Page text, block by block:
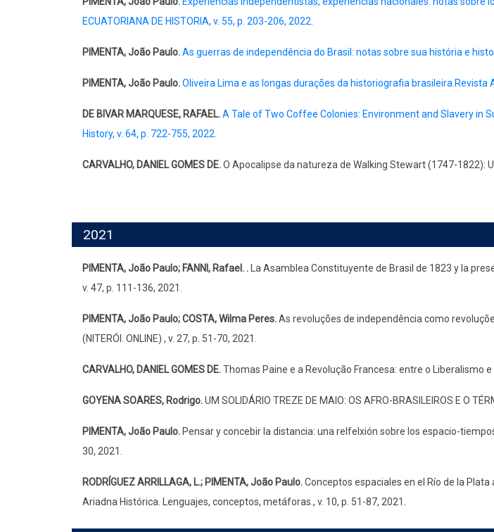
ECUATORIANA DE HISTORIA, v. 55, p. 203-206, 2022.
PIMENTA, João Paulo.As guerras de independência do Brasil: notas sobre sua história e
PIMENTA, João Paulo.Oliveira Lima e as longas durações da historiografia brasileira.Revista
DE BIVAR MARQUESE, RAFAEL.A Tale of Two Coffee Colonies: Environment and Slavery in
History, v. 64, p. 722-755, 2022.
CARVALHO, DANIEL GOMES DE.O Apocalipse da natureza de Walking Stewart (1747-1822):
2021
PIMENTA, João Paulo; FANNI, Rafael. . La Asamblea Constituyente de Brasil de 1823 y la
v. 47, p. 111-136, 2021.
PIMENTA, João Paulo; COSTA, Wilma Peres.As revoluções de independência como
(NITERÓI. ONLINE) , v. 27, p. 51-70, 2021.
CARVALHO, DANIEL GOMES DE.Thomas Paine e a Revolução Francesa: entre o Liberalismo e
GOYENA SOARES, Rodrigo.UM SOLIDÁRIO TREZE DE MAIO: OS AFRO-BRASILEIROS E O
PIMENTA, João Paulo. Pensar y concebir la distancia: una relfelxión sobre los espacio-
30, 2021.
RODRÍGUEZ ARRILLAGA, L.; PIMENTA, João Paulo.Conceptos espaciales en el Río de la
Ariadna Histórica. Lenguajes, conceptos, metáforas., v. 10, p. 51-87, 2021.